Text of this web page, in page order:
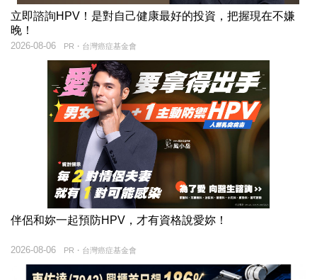
立即諮詢HPV！是對自己健康最好的投資，把握現在不嫌
晚！
PR・台灣癌症基金會
2026-08-06
伴侶和妳一起預防HPV，才有資格說愛妳！
PR・台灣癌症基金會
2026-08-06